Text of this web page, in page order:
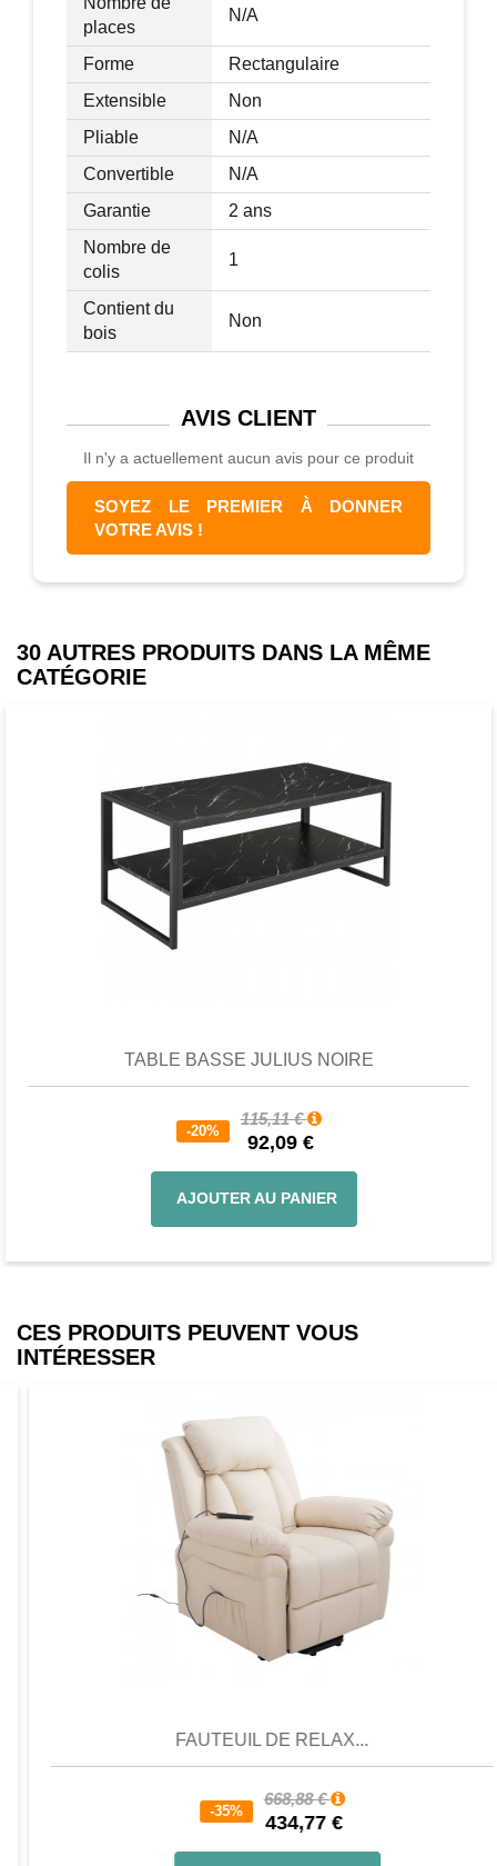
places
N/A
Forme
Rectangulaire
Extensible
Non
Pliable
N/A
Convertible
N/A
Garantie
2 ans
Nombre de
colis
1
Contient du
bois
Non
AVIS CLIENT
Il n'y a actuellement aucun avis pour ce produit
SOYEZ LE PREMIER À DONNER
VOTRE AVIS !
30 AUTRES PRODUITS DANS LA MÊME
CATÉGORIE
TABLE BASSE JULIUS NOIRE
-20%
115,11 €
92,09 €
AJOUTER AU PANIER
CES PRODUITS PEUVENT VOUS
INTÉRESSER
FAUTEUIL DE RELAX...
-35%
668,88 €
434,77 €
Favori